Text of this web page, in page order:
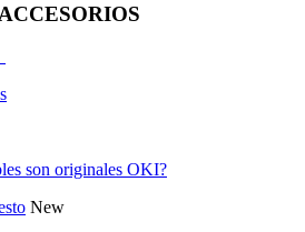
son originales OKI?
New